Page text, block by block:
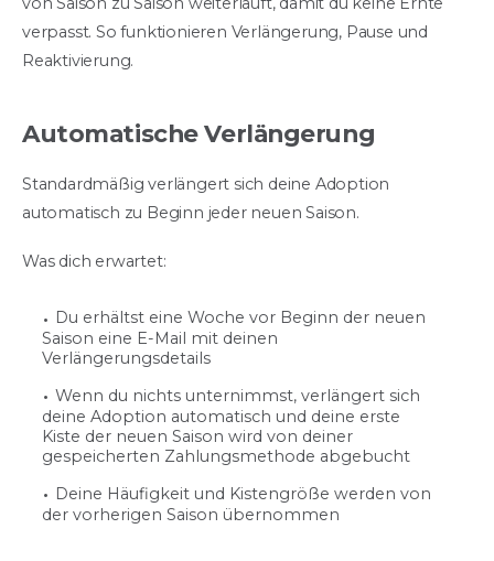
verpasst. So funktionieren Verlängerung, Pause und
Reaktivierung.
Automatische Verlängerung
Standardmäßig verlängert sich deine Adoption
automatisch zu Beginn jeder neuen Saison.
Was dich erwartet:
Du erhältst eine Woche vor Beginn der neuen
Saison eine E-Mail mit deinen
Verlängerungsdetails
Wenn du nichts unternimmst, verlängert sich
deine Adoption automatisch und deine erste
Kiste der neuen Saison wird von deiner
gespeicherten Zahlungsmethode abgebucht
Deine Häufigkeit und Kistengröße werden von
der vorherigen Saison übernommen